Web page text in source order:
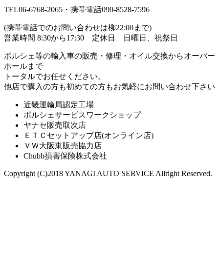
TEL06-6768-2065 ・ 携帯電話090-8528-7596
(携帯電話でのお問い合わせは柳22:00まで)
営業時間 8:30から17:30 定休日 日曜日、祝祭日
ポルシェ等の輸入車の販売・修理・オイル交換からオーバー
ホールまで
トータルでお任せください。
他店で購入の方も初めての方もお気軽にお問い合わせ下さい
近畿運輸局認定工場
ポルシェサービスワークショップ
ヤナセ販売取次店
ＥＴＣセットアップ店(オンライン店)
ＶＷ大阪東販売協力店
Chubb損害保険株式会社
Copyright (C)2018 YANAGI AUTO SERVICE Allright Reserved.